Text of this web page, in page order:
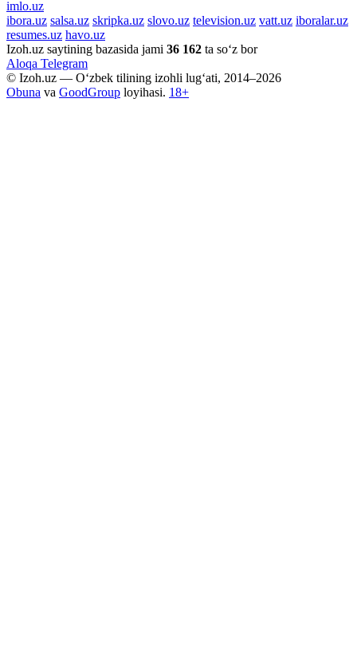
imlo.uz
ibora.uz salsa.uz skripka.uz slovo.uz television.uz vatt.uz iboralar.uz
resumes.uz havo.uz
Izoh.uz saytining bazasida jami 36 162 ta so‘z bor
Aloqa Telegram
© Izoh.uz — O‘zbek tilining izohli lug‘ati, 2014–2026
Obuna va GoodGroup loyihasi. 18+